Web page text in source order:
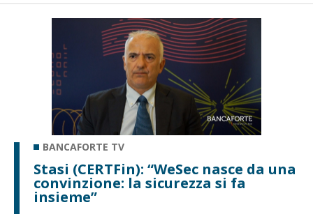
BANCAFORTE TV
Stasi (CERTFin): “WeSec nasce da una
convinzione: la sicurezza si fa
insieme”